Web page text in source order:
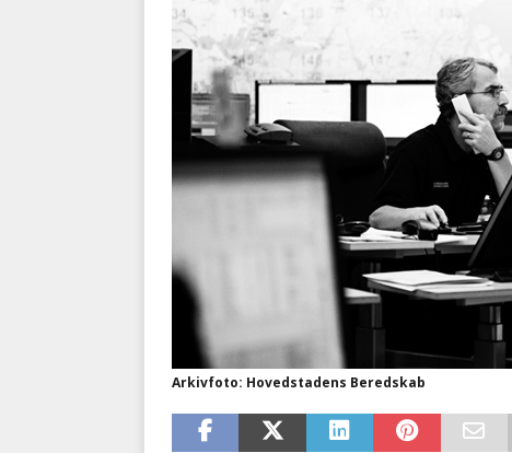
Arkivfoto: Hovedstadens Beredskab